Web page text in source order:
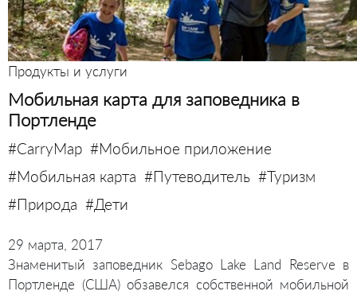
Продукты и услуги
Мобильная карта для заповедника в
Портленде
#CarryMap #Мобильное приложение
#Мобильная карта #Путеводитель #Туризм
#Природа #Дети
29 марта, 2017
Знаменитый заповедник Sebago Lake Land Reserve в
Портленде (США) обзавелся собственной мобильной